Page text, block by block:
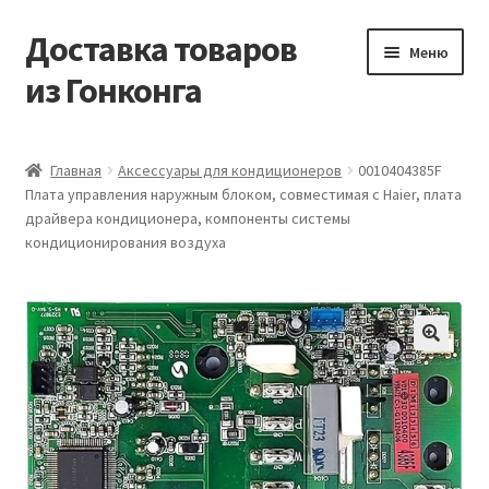
Перейти
к
навигации
Перейти
к
содержимому
Доставка товаров
из Гонконга
Меню
Контакты
Корзина
Мой аккаунт
Новости
Оптовый склад
Главная Аксессуары для кондиционеров
0010404385F
Плата управления наружным блоком, совместимая с Haier, плата
драйвера кондиционера, компоненты системы
кондиционирования воздуха